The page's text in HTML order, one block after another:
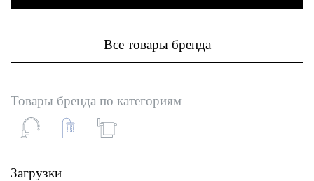
Все товары бренда
Товары бренда по категориям
Загрузки